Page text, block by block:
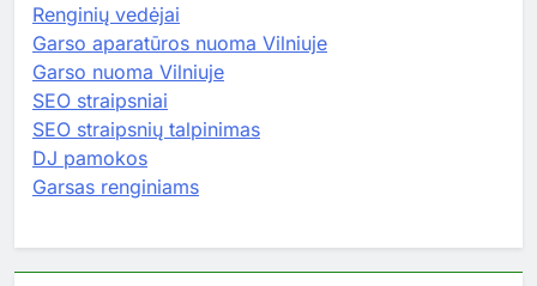
Renginių vedėjai
Garso aparatūros nuoma Vilniuje
Garso nuoma Vilniuje
SEO straipsniai
SEO straipsnių talpinimas
DJ pamokos
Garsas renginiams